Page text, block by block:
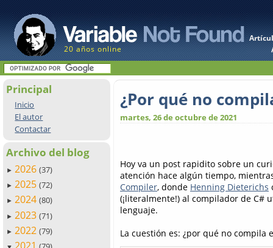
20 años online
Principal
Inicio
El autor
Contactar
Archivo del blog
► 2026 (37)
► 2025 (72)
► 2024 (80)
► 2023 (71)
► 2022 (79)
¿Por qué no
martes, 26 de octubre de 2021
Hoy va un post rapidito sobre un
atención hace algún tiempo,
Compiler, donde Henning Dieterichs
(¡literalmente!) al compilador de C#
lenguaje.
La cuestión es: ¿por qué no compila